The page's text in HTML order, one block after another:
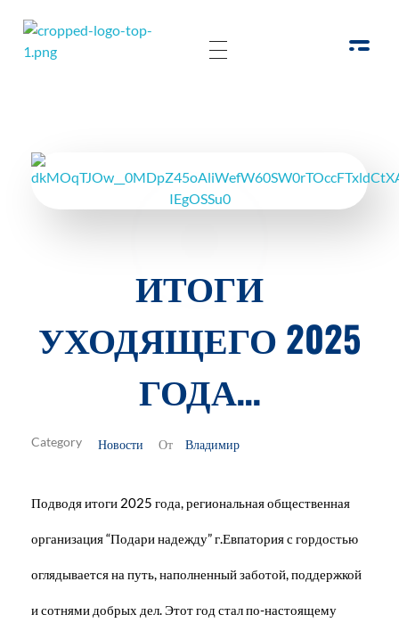
ИТОГИ
УХОДЯЩЕГО 2025
ГОДА…
От Владимир
Новости
Подводя итоги 2025 года, региональная общественная
организация “Подари надежду” г.Евпатория с гордостью
оглядывается на путь, наполненный заботой, поддержкой
и сотнями добрых дел. Этот год стал по-настоящему